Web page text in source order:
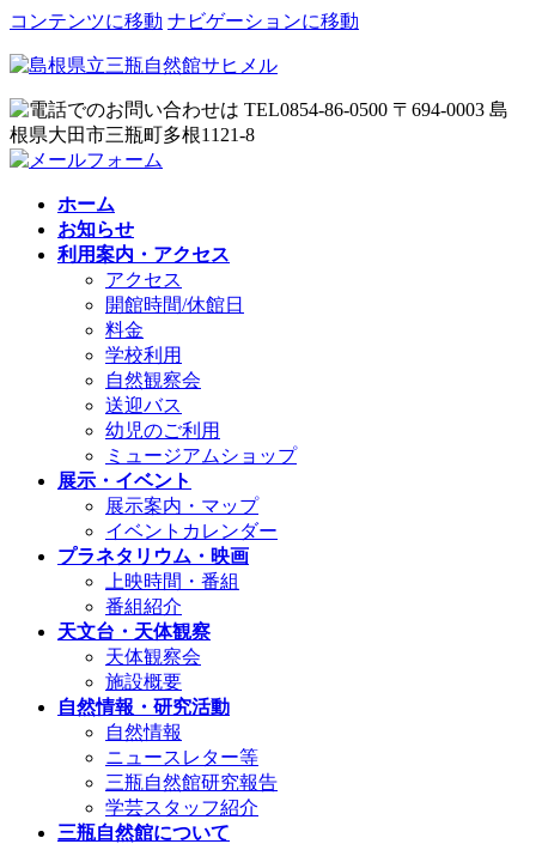
コンテンツに移動 ナビゲーションに移動
ホーム
お知らせ
利用案内・アクセス
アクセス
開館時間/休館日
料金
学校利用
自然観察会
送迎バス
幼児のご利用
ミュージアムショップ
展示・イベント
展示案内・マップ
イベントカレンダー
プラネタリウム・映画
上映時間・番組
番組紹介
天文台・天体観察
天体観察会
施設概要
自然情報・研究活動
自然情報
ニュースレター等
三瓶自然館研究報告
学芸スタッフ紹介
三瓶自然館について